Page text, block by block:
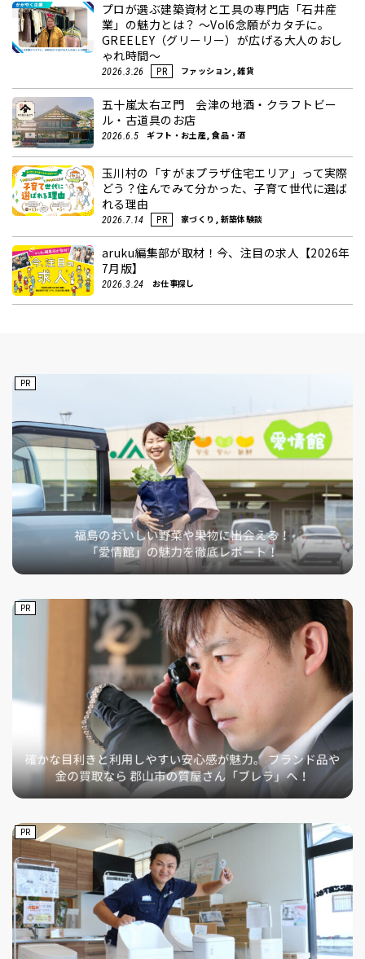
プロが選ぶ建築資材と工具の専門店「石井産
業」の魅力とは？ ～Vol6念願がカタチに。
GREELEY（グリーリー）が広げる大人のおし
ゃれ時間～
2026.3.26 PR ファッション, 雑貨
五十嵐太右ヱ門 会津の地酒・クラフトビー
ル・古道具のお店
2026.6.5 ギフト・お土産, 食品・酒
玉川村の「すがまプラザ住宅エリア」って実際
どう？住んでみて分かった、子育て世代に選ば
れる理由
2026.7.14 PR 家づくり, 新築体験談
aruku編集部が取材！今、注目の求人【2026年
7月版】
2026.3.24 お仕事探し
PR
PR
PR